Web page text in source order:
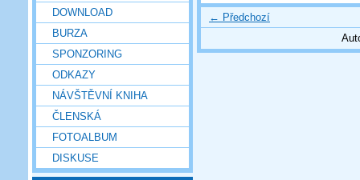
DOWNLOAD
BURZA
SPONZORING
ODKAZY
NÁVŠTĚVNÍ KNIHA
ČLENSKÁ
FOTOALBUM
DISKUSE
← Předchozí